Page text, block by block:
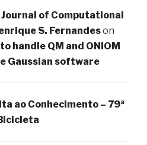
Journal of Computational
S. Fernandeson
handle QM and ONIOM
Gaussian software
ao Conhecimento – 79ª